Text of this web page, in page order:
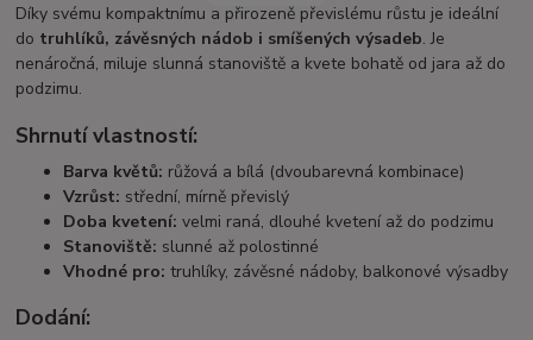
Díky svému kompaktnímu a přirozeně převislému růstu je ideální
do truhlíků, závěsných nádob i smíšených výsadeb. Je
nenáročná, miluje slunná stanoviště a kvete bohatě od jara až do
podzimu.
Shrnutí vlastností:
Barva květů: růžová a bílá (dvoubarevná kombinace)
Vzrůst: střední, mírně převislý
Doba kvetení: velmi raná, dlouhé kvetení až do podzimu
Stanoviště: slunné až polostinné
Vhodné pro: truhlíky, závěsné nádoby, balkonové výsadby
Dodání: